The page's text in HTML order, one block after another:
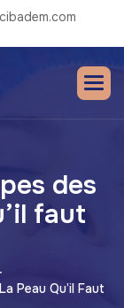
des
faut
Peau Qu’il Faut